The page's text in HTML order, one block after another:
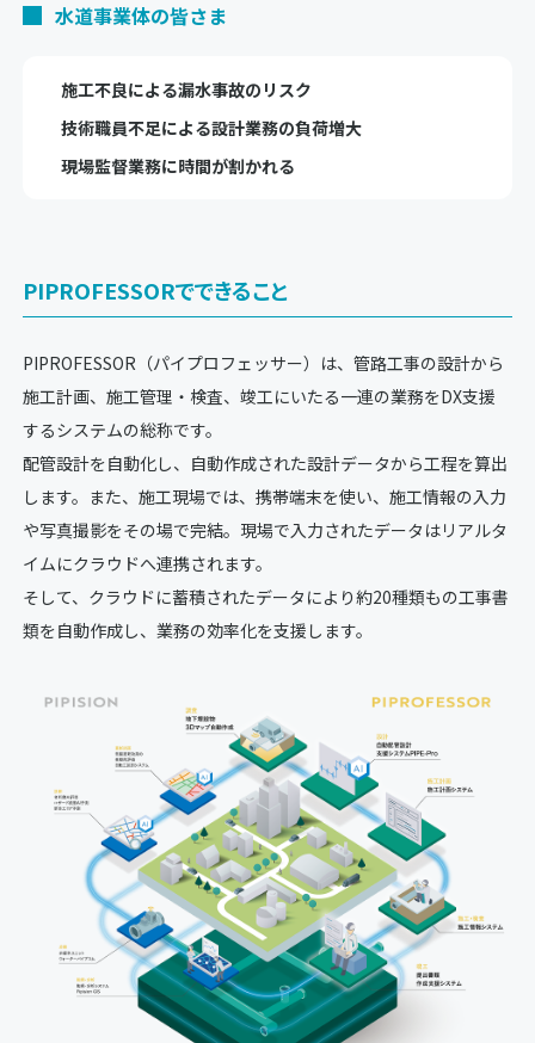
水道事業体の皆さま
施工不良による漏水事故のリスク
技術職員不足による設計業務の負荷増大
現場監督業務に時間が割かれる
PIPROFESSORでできること
PIPROFESSOR（パイプロフェッサー）は、管路工事の設計から
施工計画、施工管理・検査、竣工にいたる一連の業務をDX支援
するシステムの総称です。
配管設計を自動化し、自動作成された設計データから工程を算出
します。また、施工現場では、携帯端末を使い、施工情報の入力
や写真撮影をその場で完結。現場で入力されたデータはリアルタ
イムにクラウドへ連携されます。
そして、クラウドに蓄積されたデータにより約20種類もの工事書
類を自動作成し、業務の効率化を支援します。